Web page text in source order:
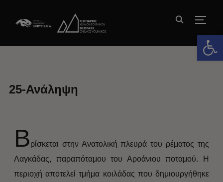
25-Ανάληψη
Βρίσκεται στην Ανατολική πλευρά του ρέματος της
Λαγκάδας, παραπόταμου του Αροάνιου ποταμού. Η
περιοχή αποτελεί τμήμα κοιλάδας που δημιουργήθηκε